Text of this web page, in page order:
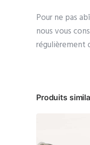
Pour ne pas
nous vous
régulièrement
Produits